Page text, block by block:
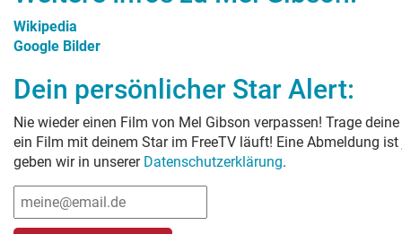
Wikipedia
Google Bilder
Dein persönlicher Star Alert:
Nie wieder einen Film von Mel Gibson verpassen! Trage
ein Film mit deinem Star im FreeTV läuft! Eine Abmeldung
geben wir in unserer Datenschutzerklärung.